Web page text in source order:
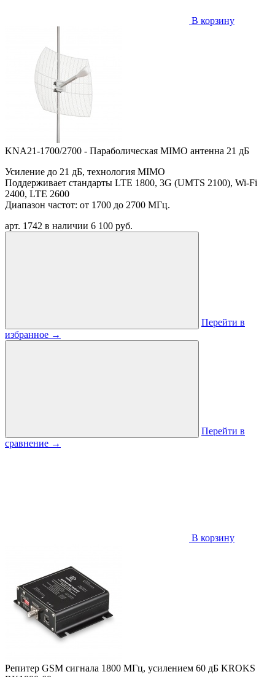
В корзину
KNA21-1700/2700 - Параболическая MIMO антенна 21 дБ
Усиление до 21 дБ, технология MIMO
Поддерживает стандарты LTE 1800, 3G (UMTS 2100), Wi-Fi
2400, LTE 2600
Диапазон частот: от 1700 до 2700 МГц.
арт. 1742 в наличии 6 100 руб.
Перейти в
избранное →
Перейти в
сравнение →
В корзину
Репитер GSM сигнала 1800 МГц, усилением 60 дБ KROKS